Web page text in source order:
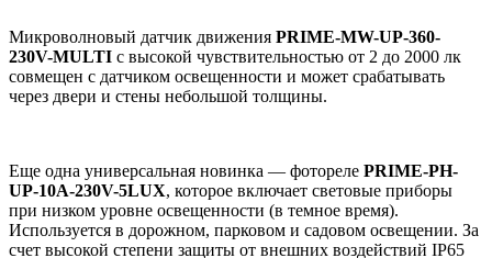
Микроволновый датчик движения PRIME-MW-UP-360-
230V-MULTI с высокой чувствительностью от 2 до 2000 лк
совмещен с датчиком освещенности и может срабатывать
через двери и стены небольшой толщины.
Еще одна универсальная новинка — фотореле PRIME-PH-
UP-10A-230V-5LUX, которое включает световые приборы
при низком уровне освещенности (в темное время).
Используется в дорожном, парковом и садовом освещении. За
счет высокой степени защиты от внешних воздействий IP65